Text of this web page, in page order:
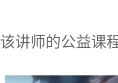
该讲师的公益课